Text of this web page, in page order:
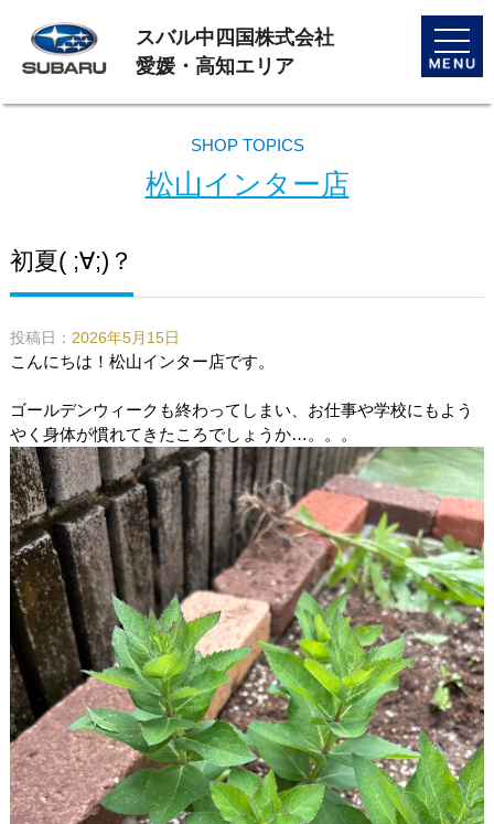
toggle
スバル中四国株式会社
愛媛・高知エリア
SHOP TOPICS
松山インター店
初夏( ;∀;)？
投稿日： 2026年5月15日
こんにちは！松山インター店です。
ゴールデンウィークも終わってしまい、お仕事や学校にもよう
やく身体が慣れてきたころでしょうか…。。。